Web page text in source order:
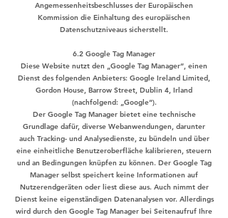
Angemessenheitsbeschlusses der Europäischen
Kommission die Einhaltung des europäischen
Datenschutzniveaus sicherstellt.
6.2 Google Tag Manager
Diese Website nutzt den „Google Tag Manager“, einen
Dienst des folgenden Anbieters: Google Ireland Limited,
Gordon House, Barrow Street, Dublin 4, Irland
(nachfolgend: „Google“).
Der Google Tag Manager bietet eine technische
Grundlage dafür, diverse Webanwendungen, darunter
auch Tracking- und Analysedienste, zu bündeln und über
eine einheitliche Benutzeroberfläche kalibrieren, steuern
und an Bedingungen knüpfen zu können. Der Google Tag
Manager selbst speichert keine Informationen auf
Nutzerendgeräten oder liest diese aus. Auch nimmt der
Dienst keine eigenständigen Datenanalysen vor. Allerdings
wird durch den Google Tag Manager bei Seitenaufruf Ihre